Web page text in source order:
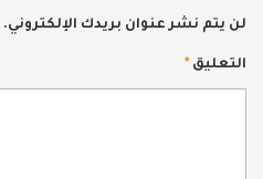
لن يتم نشر عنوان بريدك الإلكتروني.
التعليق *